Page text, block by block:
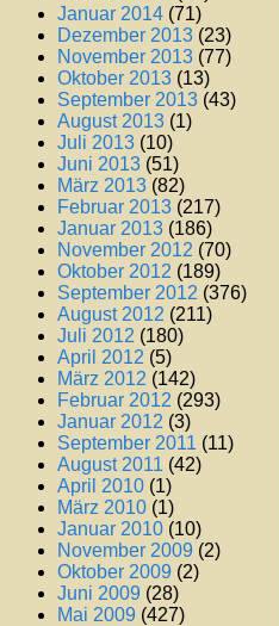
Januar 2014 (71)
Dezember 2013 (23)
November 2013 (77)
Oktober 2013 (13)
September 2013 (43)
August 2013 (1)
Juli 2013 (10)
Juni 2013 (51)
März 2013 (82)
Februar 2013 (217)
Januar 2013 (186)
November 2012 (70)
Oktober 2012 (189)
September 2012 (376)
August 2012 (211)
Juli 2012 (180)
April 2012 (5)
März 2012 (142)
Februar 2012 (293)
Januar 2012 (3)
September 2011 (11)
August 2011 (42)
April 2010 (1)
März 2010 (1)
Januar 2010 (10)
November 2009 (2)
Oktober 2009 (2)
Juni 2009 (28)
Mai 2009 (427)